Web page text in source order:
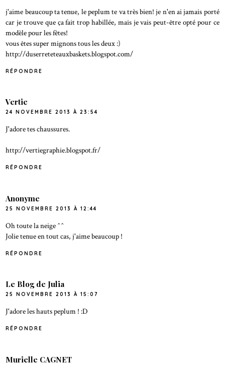
j'aime beaucoup ta tenue, le peplum te va très bien! je n'en ai jamais porté
car je trouve que ça fait trop habillée, mais je vais peut-être opté pour ce
modèle pour les fêtes!
vous êtes super mignons tous les deux :)
http://duserreteteauxbaskets.blogspot.com/
RÉPONDRE
Vertie
24 NOVEMBRE 2013 À 23:54
J'adore tes chaussures.
http://vertiegraphie.blogspot.fr/
RÉPONDRE
Anonyme
25 NOVEMBRE 2013 À 12:44
Oh toute la neige ^^
Jolie tenue en tout cas, j'aime beaucoup !
RÉPONDRE
Le Blog de Julia
25 NOVEMBRE 2013 À 15:07
J'adore les hauts peplum ! :D
RÉPONDRE
Murielle CAGNET